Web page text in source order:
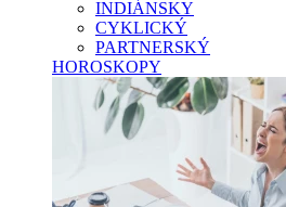
INDIÁNSKY
CYKLICKÝ
PARTNERSKÝ
HOROSKOPY